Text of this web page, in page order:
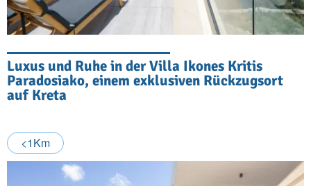
Luxus und Ruhe in der Villa Ikones Kritis
Paradosiako, einem exklusiven Rückzugsort
auf Kreta
<1Km